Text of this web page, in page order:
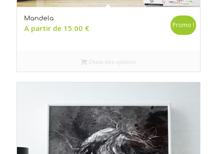
Mandela
A partir de 15.00 € Promo !
Choix des options